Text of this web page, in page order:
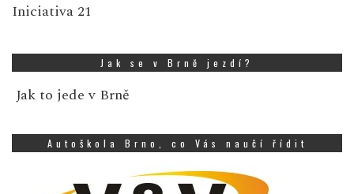
Iniciativa 21
Jak se v Brně jezdí?
Jak to jede v Brně
Autoškola Brno, co Vás naučí řídit